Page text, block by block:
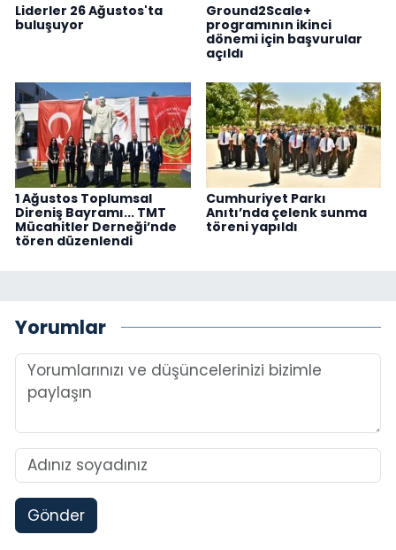
Liderler 26 Ağustos'ta
buluşuyor
Ground2Scale+
programının ikinci
dönemi için başvurular
açıldı
1 Ağustos Toplumsal
Direniş Bayramı... TMT
Mücahitler Derneği’nde
tören düzenlendi
Cumhuriyet Parkı
Anıtı’nda çelenk sunma
töreni yapıldı
Yorumlar
Gönder